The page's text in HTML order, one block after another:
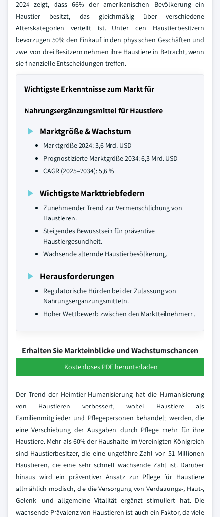
2024 zeigt, dass 66% der amerikanischen Bevölkerung ein
Haustier besitzt, das gleichmäßig über verschiedene
Alterskategorien verteilt ist. Unter den Haustierbesitzern
bevorzugen 50% den Einkauf in den physischen Geschäften und
zwei von drei Besitzern nehmen ihre Haustiere in Betracht, wenn
sie finanzielle Entscheidungen treffen.
Wichtigste Erkenntnisse zum Markt für
Nahrungsergänzungsmittel für Haustiere
Marktgröße & Wachstum
Marktgröße 2024: 3,6 Mrd. USD
Prognostizierte Marktgröße 2034: 6,3 Mrd. USD
CAGR (2025–2034): 5,6 %
Wichtigste Markttriebfedern
Zunehmender Trend zur Vermenschlichung von
Haustieren.
Steigendes Bewusstsein für präventive
Haustiergesundheit.
Wachsende alternde Haustierbevölkerung.
Herausforderungen
Regulatorische Hürden bei der Zulassung von
Nahrungsergänzungsmitteln.
Hoher Wettbewerb zwischen den Marktteilnehmern.
Erhalten Sie Markteinblicke und Wachstumschancen
Kostenloses PDF herunterladen
Der Trend der Heimtier-Humanisierung hat die Humanisierung
von Haustieren verbessert, wobei Haustiere als
Familienmitglieder und Pflegepersonen behandelt werden, die
eine Verschiebung der Ausgaben durch Pflege mehr für ihre
Haustiere. Mehr als 60% der Haushalte im Vereinigten Königreich
sind Haustierbesitzer, die eine ungefähre Zahl von 51 Millionen
Haustieren, die eine sehr schnell wachsende Zahl ist. Darüber
hinaus wird ein präventiver Ansatz zur Pflege für Haustiere
allmählich modisch, die die Versorgung von Verdauungs-, Haut-,
Gelenk- und allgemeine Vitalität ergänzt stimuliert hat. Die
wachsende Prävalenz von Haustieren ist auch ein Faktor, da viele